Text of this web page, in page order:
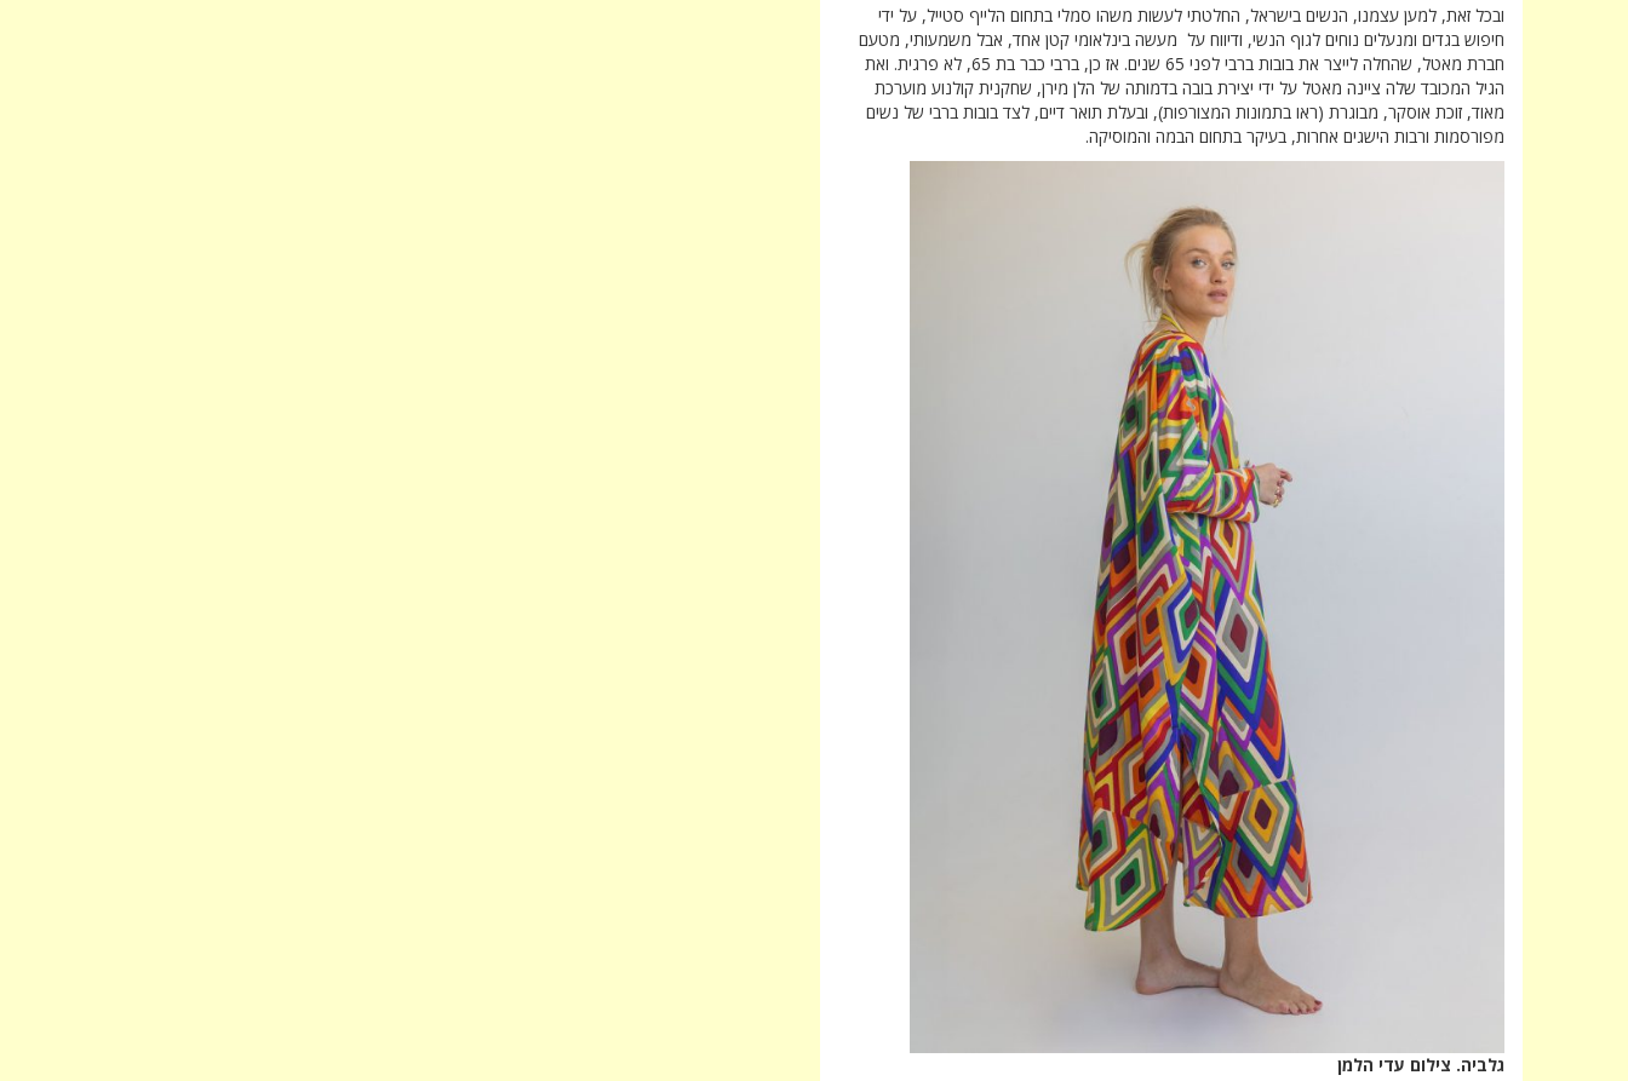
ובכל זאת, למען עצמנו, הנשים בישראל, החלטתי לעשות משהו סמלי בתחום הלייף סטייל, על ידי
חיפוש בגדים ומנעלים נוחים לגוף הנשי, ודיווח על מעשה בינלאומי קטן אחד, אבל משמעותי, מטעם
חברת מאטל, שהחלה לייצר את בובות ברבי לפני 65 שנים. אז כן, ברבי כבר בת 65, לא פרגית. ואת
הגיל המכובד שלה ציינה מאטל על ידי יצירת בובה בדמותה של הלן מירן, שחקנית קולנוע מוערכת
מאוד, זוכת אוסקר, מבוגרת (ראו בתמונות המצורפות), ובעלת תואר דיים, לצד בובות ברבי של נשים
מפורסמות ורבות הישגים אחרות, בעיקר בתחום הבמה והמוסיקה.
גלביה. צילום עדי הלמן